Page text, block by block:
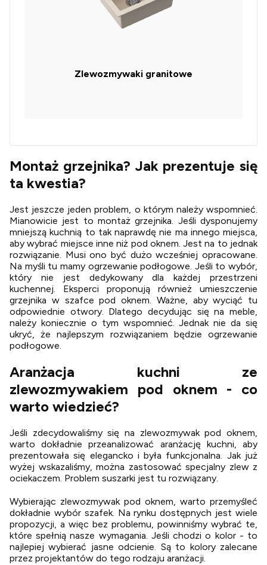
Zlewozmywaki granitowe
Montaż grzejnika? Jak prezentuje się
ta kwestia?
Jest jeszcze jeden problem, o którym należy wspomnieć.
Mianowicie jest to montaż grzejnika. Jeśli dysponujemy
mniejszą kuchnią to tak naprawdę nie ma innego miejsca,
aby wybrać miejsce inne niż pod oknem. Jest na to jednak
rozwiązanie. Musi ono być dużo wcześniej opracowane.
Na myśli tu mamy ogrzewanie podłogowe. Jeśli to wybór,
który nie jest dedykowany dla każdej przestrzeni
kuchennej. Eksperci proponują również umieszczenie
grzejnika w szafce pod oknem. Ważne, aby wyciąć tu
odpowiednie otwory. Dlatego decydując się na meble,
należy koniecznie o tym wspomnieć. Jednak nie da się
ukryć, że najlepszym rozwiązaniem będzie ogrzewanie
podłogowe.
Aranżacja kuchni ze
zlewozmywakiem pod oknem - co
warto wiedzieć?
Jeśli zdecydowaliśmy się na zlewozmywak pod oknem,
warto dokładnie przeanalizować aranżację kuchni, aby
prezentowała się elegancko i była funkcjonalna. Jak już
wyżej wskazaliśmy, można zastosować specjalny zlew z
ociekaczem. Problem suszarki jest tu rozwiązany.
Wybierając zlewozmywak pod oknem, warto przemyśleć
dokładnie wybór szafek. Na rynku dostępnych jest wiele
propozycji, a więc bez problemu, powinniśmy wybrać te,
które spełnią nasze wymagania. Jeśli chodzi o kolor - to
najlepiej wybierać jasne odcienie. Są to kolory zalecane
przez projektantów do tego rodzaju aranżacji.